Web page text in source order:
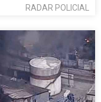
RADAR POLICIAL